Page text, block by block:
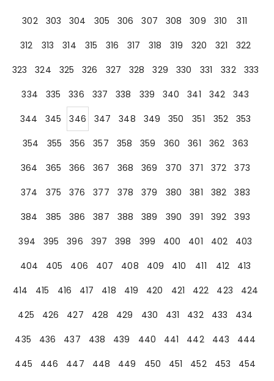
302
303 304 305 306 307 308 309 310
311
312
313 314 315 316 317 318 319 320 321
322
323
324 325 326 327 328 329 330 331 332
333
334
335 336 337 338 339 340 341 342
343
344
345 346 347 348 349 350 351 352
353
354
355 356 357 358 359 360 361 362
363
364
365 366 367 368 369 370 371 372
373
374
375 376 377 378 379 380 381 382
383
384
385 386 387 388 389 390 391 392
393
394
395 396 397 398 399 400 401 402
403
404
405 406 407 408 409 410 411 412
413
414
415 416 417 418 419 420 421 422 423
424
425
426 427 428 429 430 431 432 433
434
435
436 437 438 439 440 441 442 443
444
445
446 447 448 449 450 451 452 453
454